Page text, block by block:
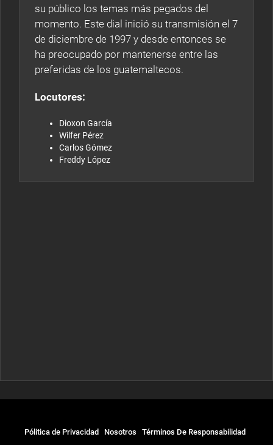
su público los temas más pegados del
momento. Este dial inició su transmisión el 7
de diciembre de 1997 y desde entonces se
ha preocupado por mantenerse entre las
preferidas de los guatemaltecos.
Locutores:
Dioxon García
Wilfer Pérez
Carlos Gómez
Freddy López
Pólitica de Privacidad Nosotros
Términos De Responsabilidad